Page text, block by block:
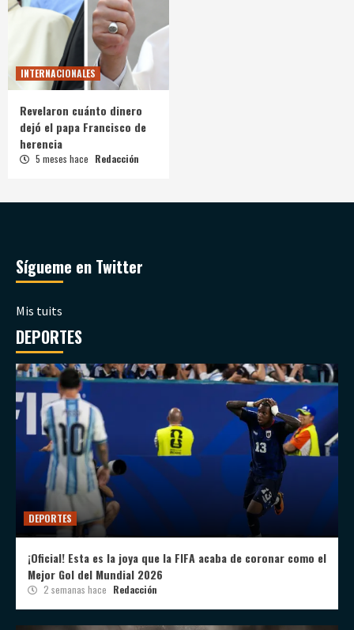
INTERNACIONALES
Revelaron cuánto dinero
dejó el papa Francisco de
herencia
5 meses hace Redacción
Sígueme en Twitter
Mis tuits
DEPORTES
DEPORTES
¡Oficial! Esta es la joya que la FIFA acaba de coronar como el
Mejor Gol del Mundial 2026
2 semanas hace Redacción